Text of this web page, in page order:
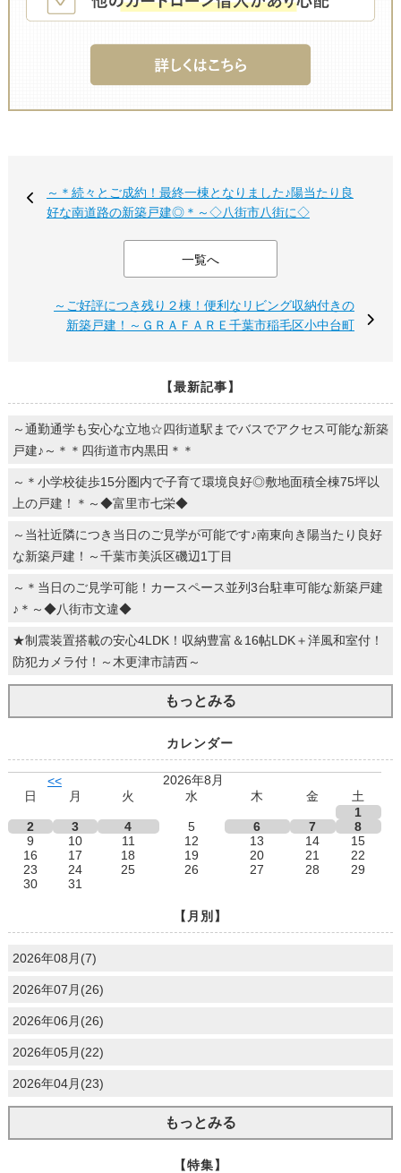
～＊続々とご成約！最終一棟となりました♪陽当たり良
好な南道路の新築戸建◎＊～◇八街市八街に◇
一覧へ
～ご好評につき残り２棟！便利なリビング収納付きの
新築戸建！～ＧＲＡＦＡＲＥ千葉市稲毛区小中台町
【最新記事】
～通勤通学も安心な立地☆四街道駅までバスでアクセス可能な新築
戸建♪～＊＊四街道市内黒田＊＊
～＊小学校徒歩15分圏内で子育て環境良好◎敷地面積全棟75坪以
上の戸建！＊～◆富里市七栄◆
～当社近隣につき当日のご見学が可能です♪南東向き陽当たり良好
な新築戸建！～千葉市美浜区磯辺1丁目
～＊当日のご見学可能！カースペース並列3台駐車可能な新築戸建
♪＊～◆八街市文違◆
★制震装置搭載の安心4LDK！収納豊富＆16帖LDK＋洋風和室付！
防犯カメラ付！～木更津市請西～
もっとみる
カレンダー
<<
2026年8月
日
月 火 水 木 金
土
1
2
3 4 5 6 7
8
9
10 11 12 13 14
15
16
17 18 19 20 21
22
23
24 25 26 27 28
29
30
31
【月別】
2026年08月(7)
2026年07月(26)
2026年06月(26)
2026年05月(22)
2026年04月(23)
もっとみる
【特集】